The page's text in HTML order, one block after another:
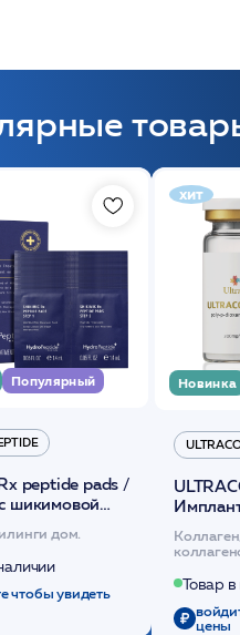
Популярный
peptide pads /
шикимовой
обновляющая
дом.
чтобы увидеть
хит
Новинка
/ Товар
цены